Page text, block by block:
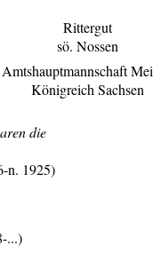
Rittergut
sö. Nossen
Amtshauptmannschaft
Königreich Sachsen
die
n. 1925)
...)